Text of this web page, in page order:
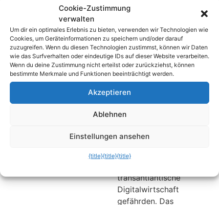
„Lebensmittelretter“
kümmern sich um die
Produkte des
Einzelhandels, aber kaum
einer denkt an bereits
zubereitete
Nahrungsmittel der
Gastronomie. Und genau
diesem Bereich hat sich
to Go angenommen.
europäischer Internet-
gewährleistet sind. Da
half auch das Jammern
der amerikanischen
Handelministerin Penny
Pritzker nicht. Sei vertritt
die Auffassung, dass
diese Entscheidung
erhebliche Unsicherheit
und Verbraucher schafft.
Ausserdem würde es die
transantlantische
Digitalwirtschaft
gefährden. Das
Cookie-Zustimmung
verwalten
Um dir ein optimales Erlebnis zu bieten, verwenden wir Technologien wie
Cookies, um Geräteinformationen zu speichern und/oder darauf
zuzugreifen. Wenn du diesen Technologien zustimmst, können wir Daten
wie das Surfverhalten oder eindeutige IDs auf dieser Website verarbeiten.
Wenn du deine Zustimmung nicht erteilst oder zurückziehst, können
bestimmte Merkmale und Funktionen beeinträchtigt werden.
Akzeptieren
Ablehnen
Einstellungen ansehen
{title}{title}{title}